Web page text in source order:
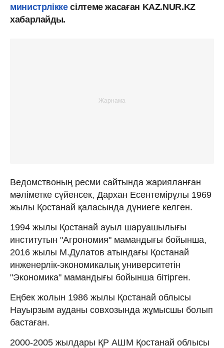
министрліккесілтеме жасаған KAZ.NUR.KZ
хабарлайды.
Ведомствоның ресми сайтында жарияланған
мәліметке сүйенсек, Дархан Есентемірұлы 1969
жылы Қостанай қаласында дүниеге келген.
1994 жылы Қостанай ауыл шаруашылығы
институтын "Агрономия" мамандығы бойынша,
2016 жылы М.Дулатов атындағы Қостанай
инженерлік-экономикалық университетін
"Экономика" мамандығы бойынша бітірген.
Еңбек жолын 1986 жылы Қостанай облысы
Науырзым ауданы совхозында жұмысшы болып
бастаған.
2000-2005 жылдары ҚР АШМ Қостанай облысы